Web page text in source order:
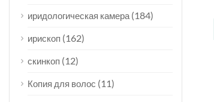
иридологическая камера (184)
ирископ (162)
скинкоп (12)
Копия для волос (11)